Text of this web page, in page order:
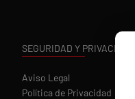
SEGURIDAD Y PRIVACIDAD
Aviso Legal
Política de Privacidad